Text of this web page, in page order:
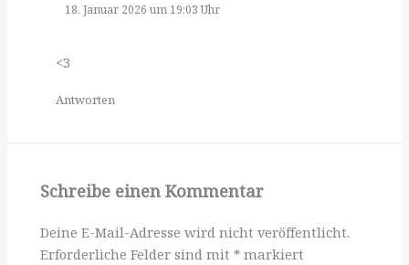
18. Januar 2026 um 19:03 Uhr
<3
Antworten
Schreibe einen Kommentar
Deine E-Mail-Adresse wird nicht veröffentlicht.
Erforderliche Felder sind mit * markiert